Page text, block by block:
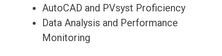
AutoCAD and PVsyst Proficiency
Data Analysis and Performance
Monitoring